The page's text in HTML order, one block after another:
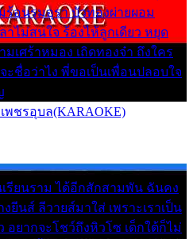
อนรุมอุรา บัวทองผ่ายผอม
าไม่สนใจ ร้องไห้ลูกเดียว หยุด
มเศร้าหมอง เถิดทองจ๋า ถึงใคร
จะชื่อว่าไง พี่ขอเป็นเพื่อนปลอบใจ
พชรอุบล(KARAOKE)
รียนราม ได้อีกสักสามพัน ฉันคง
ยีนส์ ลีวายส์มาใส่ เพราะเราเป็น
อยากจะโชว์ถึงหิวโซ เด็กใต้ก็ไม่